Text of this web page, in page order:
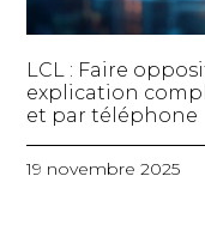
LCL : Faire
explication
et par téléphone
19 novembre 2025